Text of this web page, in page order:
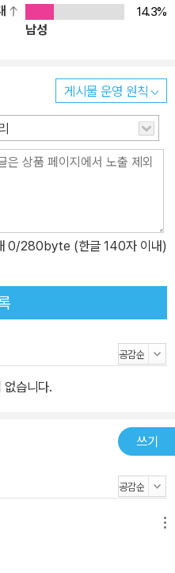
자라다가 프리토리아의 흑인 빈
과 가난 속에서도 꿋꿋하게 살아
의 비인간성과 부당함을 깨닫고
마치지만, 흑인을 백인을 위한
맞서다가 정부에 의해 교직을
전력 때문에 그토록 원하는 교직
자신의 꿈을 위해 1957년 망명
했으며, 남아공 정부는 1961년
품 출판을 전면 금지하고 가족 모
스, 케냐, 잠비아 등지로 망명 생
영문학 박사학위를 받고 학생
년 새로운 남아공 건설에
혼란스러운 고향으로 돌아왔다.
랜드 대학교의 최초의 흑인 교수
리는 일에 평생 힘을 쏟았다. 본
집에서 부르던 아프리카식 이
이제 내 인성이 거부했다._233
. 우리는 피 흘리는 희생자의 처
알고 있는 진취적인 선구자의
14.3%
남성
게시물 운영 원칙
0/280byte (한글 140자 이내)
없습니다.
쓰기